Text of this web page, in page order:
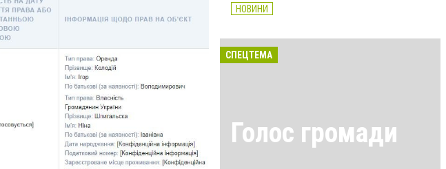
НОВИНИ
СПЕЦТЕМА
Голос громади